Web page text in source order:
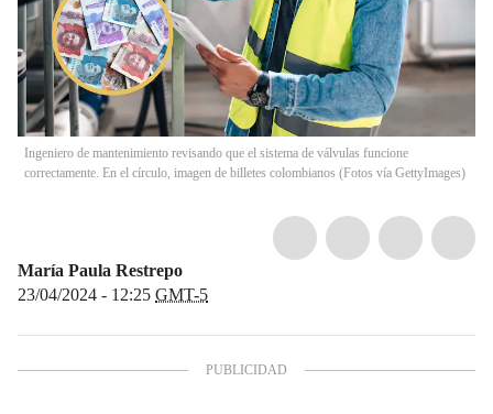
Ingeniero de mantenimiento revisando que el sistema de válvulas funcione
correctamente. En el círculo, imagen de billetes colombianos (Fotos vía GettyImages)
María Paula Restrepo
23/04/2024 - 12:25 GMT-5